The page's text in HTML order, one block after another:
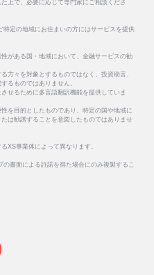
上で、必要に応じて専門家にご相談くださ
定の地域にお住まいの方にはサービスを提供
がある国・地域において、金融サービスの勧
方々を対象とするものではなく、投資助言、
るものではありません。
せるために多言語翻訳機能を提供していま
を目的としたものであり、特定の国や地域に
は勧誘することを意図したものではありませ
XS事業体によって異なります。
書面による許諾を得た場合にのみ複製するこ